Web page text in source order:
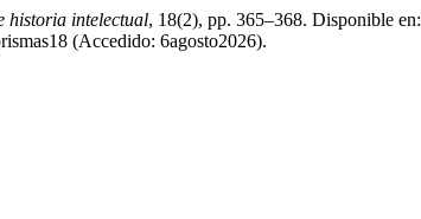
historia intelectual, 18(2), pp. 365–368. Disponible en:
(Accedido: 6agosto2026).